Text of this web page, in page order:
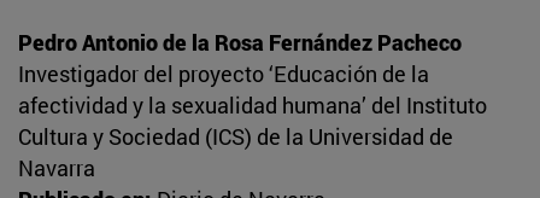
Pedro Antonio de la Rosa Fernández Pacheco
Investigador del proyecto ‘Educación de la
afectividad y la sexualidad humana’ del Instituto
Cultura y Sociedad (ICS) de la Universidad de
Navarra